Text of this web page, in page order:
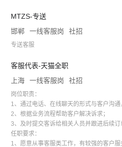
MTZS-专送
邯郸
一线客服岗 社招
专送客服
客服代表-天猫全职
上海
一线客服岗 社招
岗位职责：
1、通过电话、在线聊天的形式与客户沟通
2、根据业务流程帮助客户解决诉求；
3、及时提交客诉给相关人员并跟进后续订
任职要求：
1、愿意从事客服类工作，有较强的客户服